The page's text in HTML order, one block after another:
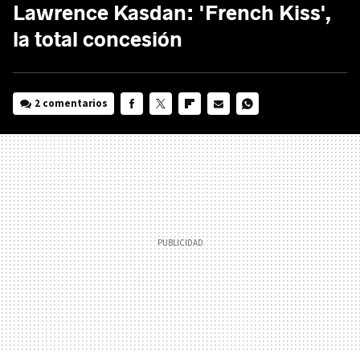
Lawrence Kasdan: 'French Kiss',
la total concesión
2 comentarios
MAIL